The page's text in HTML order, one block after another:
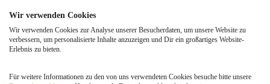
Laserpointer & Elektrospielzeug
Katzentunnel
Clicker & Target Sticks für Katzen
Weiteres Katzenspielzeug
Tragetaschen
Wir verwenden Cookies
Wir verwenden Cookies zur Analyse unserer Besucherdaten, um unsere Website zu
verbessern, um personalisierte Inhalte anzuzeigen und Dir ein großartiges Website-
Erlebnis zu bieten.
Für weitere Informationen zu den von uns verwendeten Cookies besuche bitte unsere